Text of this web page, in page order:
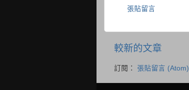
張貼留言
較新的文章
訂閱： 張貼留言 (Atom)